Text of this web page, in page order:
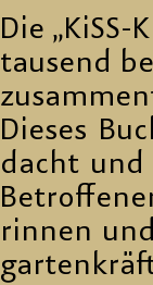
Die
tau­send
Die­ses
dacht
rin­nen